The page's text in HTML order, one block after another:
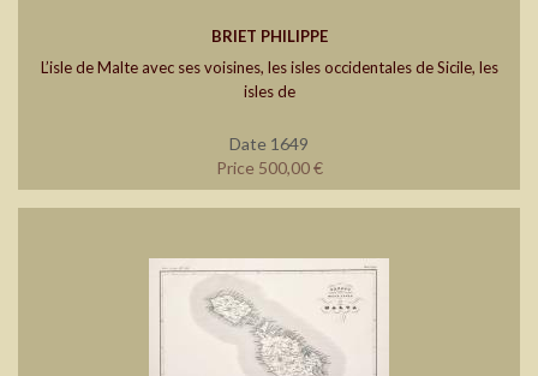
BRIET PHILIPPE
L’isle de Malte avec ses voisines, les isles occidentales de Sicile, les
isles de
Date 1649
Price 500,00 €